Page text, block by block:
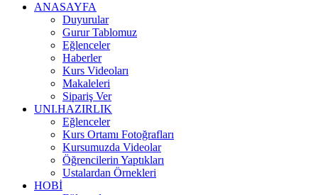
ANASAYFA
Duyurular
Gurur Tablomuz
Eğlenceler
Haberler
Kurs Videoları
Makaleleri
Sipariş Ver
UNI.HAZIRLIK
Eğlenceler
Kurs Ortamı Fotoğrafları
Kursumuzda Videolar
Öğrencilerin Yaptıkları
Ustalardan Örnekleri
HOBİ